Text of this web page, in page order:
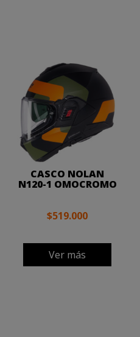
CASCO NOLAN
N120-1 OMOCROMO
$519.000
Ver más